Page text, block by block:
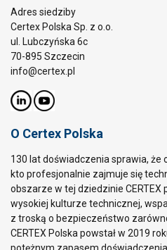
Adres siedziby
Certex Polska Sp. z o.o.
ul. Lubczyńska 6c
70-895 Szczecin
info@certex.pl
O Certex Polska
130 lat doświadczenia sprawia, że
kto profesjonalnie zajmuje się
obszarze w tej dziedzinie
wysokiej kulturze technicznej,
z troską o bezpieczeństwo
CERTEX Polska powstał w 2019